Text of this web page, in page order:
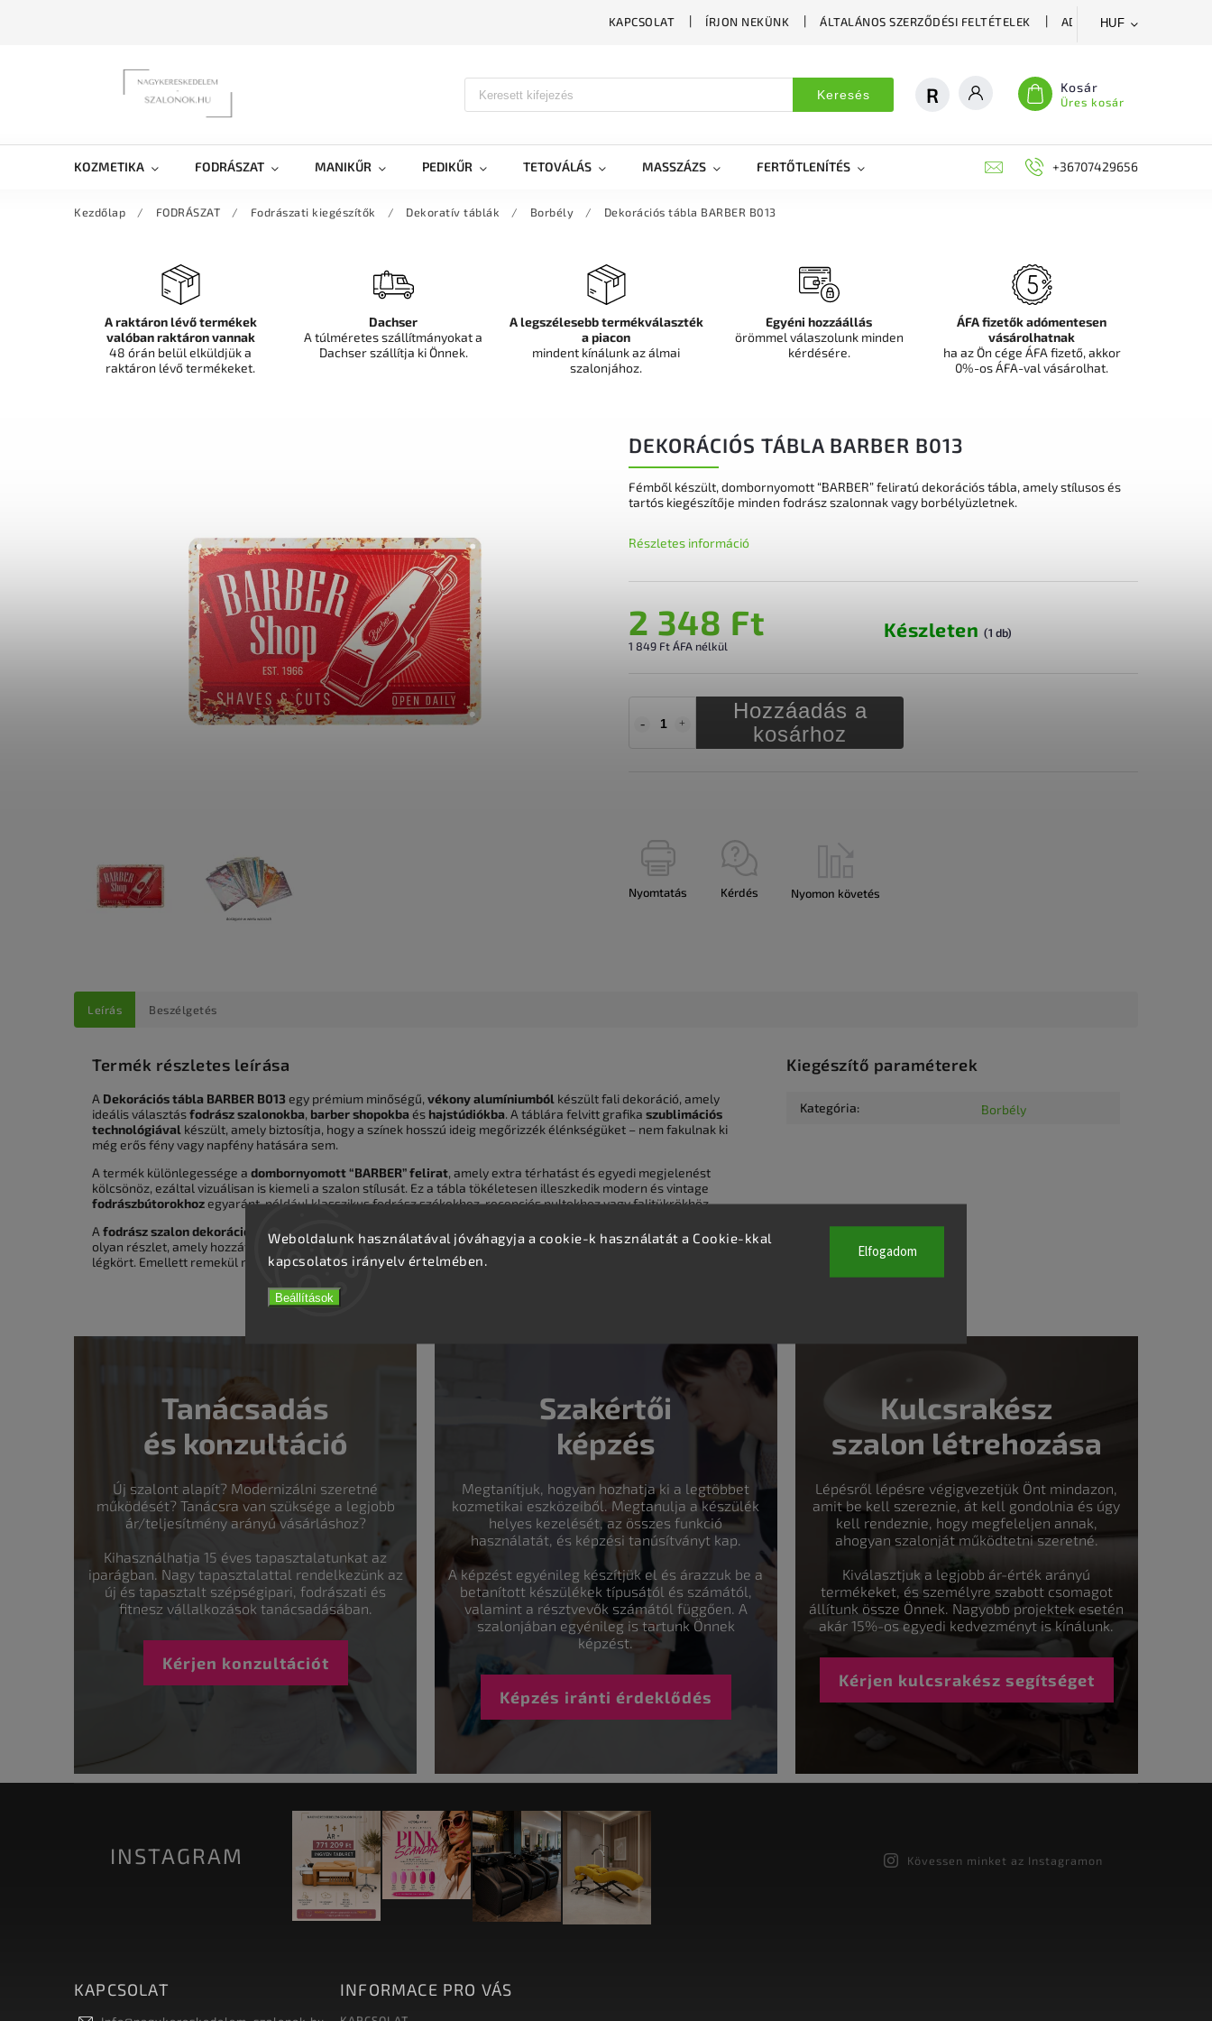
Weboldalunk használatával jóváhagyja a cookie-k használatát a Cookie-kkal
kapcsolatos irányelv értelmében.
Beállítások
Elfogadom
KAPCSOLAT ÍRJON NEKÜNK ÁLTALÁNOS SZERZŐDÉSI FELTÉTELEK ADATVÉDELMI
HUF
Keresés Kosár
Üres kosár
KOZMETIKA FODRÁSZAT MANIKŰR PEDIKŰR TETOVÁLÁS MASSZÁZS FERTŐTLENÍTÉS DEKORÁCIÓS FALPANEL, MŰNÖVÉNY FAL
+36707429656
Kezdőlap / FODRÁSZAT / Fodrászati kiegészítők / Dekoratív táblák / Borbély / Dekorációs tábla BARBER B013
DEKORÁCIÓS TÁBLA BARBER B013
2 348 Ft
1 849 Ft ÁFA nélkül
Készleten (1 db)
Hozzáadás a
kosárhoz
Fémből készült, dombornyomott “BARBER” feliratú dekorációs tábla, amely stílusos és
tartós kiegészítője minden fodrász szalonnak vagy borbélyüzletnek.
Részletes információ
Nyomtatás Kérdés Nyomon követés
A raktáron lévő termékek
valóban raktáron vannak
48 órán belül elküldjük a
raktáron lévő termékeket.
Dachser
A túlméretes szállítmányokat a
Dachser szállítja ki Önnek.
A legszélesebb termékválaszték
a piacon
mindent kínálunk az álmai
szalonjához.
Egyéni hozzáállás
örömmel válaszolunk minden
kérdésére.
ÁFA fizetők adómentesen
vásárolhatnak
ha az Ön cége ÁFA fizető, akkor
0%-os ÁFA-val vásárolhat.
Leírás Beszélgetés
Termék részletes leírása
A Dekorációs tábla BARBER B013 egy prémium minőségű, vékony alumíniumból készült fali dekoráció, amely
ideális választásfodrász szalonokba, barber shopokba és hajstúdiókba. A táblára felvitt grafika szublimációs
technológiával készült, amely biztosítja, hogy a színek hosszú ideig megőrizzék élénkségüket – nem fakulnak ki
még erős fény vagy napfény hatására sem.
A termék különlegessége a dombornyomott “BARBER” felirat, amely extra térhatást és egyedi megjelenést
kölcsönöz, ezáltal vizuálisan is kiemeli a szalon stílusát. Ez a tábla tökéletesen illeszkedik modern és vintage
fodrászbútorokhozegyaránt, például klasszikus fodrász székekhez, recepciós pultokhoz vagy falitükrökhöz.
A fodrász szalon dekorációja
fontos szerepet játszik a vendégélmény kialakításában. A BARBER B013 tábla egy
olyan részlet, amely hozzátesz a szalon hangulatához, és erősíti a professzionális, ugyanakkor vendégbarát
légkört. Emellett remekül mutattetováló stúdiók,kreatív terekéspadlásszobák
Kiegészítő paraméterek
Kategória: Borbély
Tanácsadás
és konzultáció
Új szalont alapít? Modernizálni szeretné
működését? Tanácsra van szüksége a legjobb
ár/teljesítmény arányú vásárláshoz?
Kihasználhatja 15 éves tapasztalatunkat az
iparágban. Nagy tapasztalattal rendelkezünk az
új és tapasztalt szépségipari, fodrászati és
fitnesz vállalkozások tanácsadásában.
Kérjen konzultációt
Szakértői
képzés
Megtanítjuk, hogyan hozhatja ki a legtöbbet
kozmetikai eszközeiből. Megtanulja a készülék
helyes kezelését, az összes funkció
használatát, és képzési tanúsítványt kap.
A képzést egyénileg készítjük el és árazzuk be a
betanított készülékek típusától és számától,
valamint a résztvevők számától függően. A
szalonjában egyénileg is tartunk Önnek
képzést.
Képzés iránti érdeklődés
Kulcsrakész
szalon létrehozása
Lépésről lépésre végigvezetjük Önt mindazon,
amit be kell szereznie, át kell gondolnia és úgy
kell rendeznie, hogy megfeleljen annak,
ahogyan szalonját működtetni szeretné.
Kiválasztjuk a legjobb ár-érték arányú
termékeket, és személyre szabott csomagot
állítunk össze Önnek. Nagyobb projektek esetén
akár 15%-os egyedi kedvezményt is kínálunk.
Kérjen kulcsrakész segítséget
INSTAGRAM Kövessen minket az Instagramon
KAPCSOLAT INFORMACE PRO VÁS